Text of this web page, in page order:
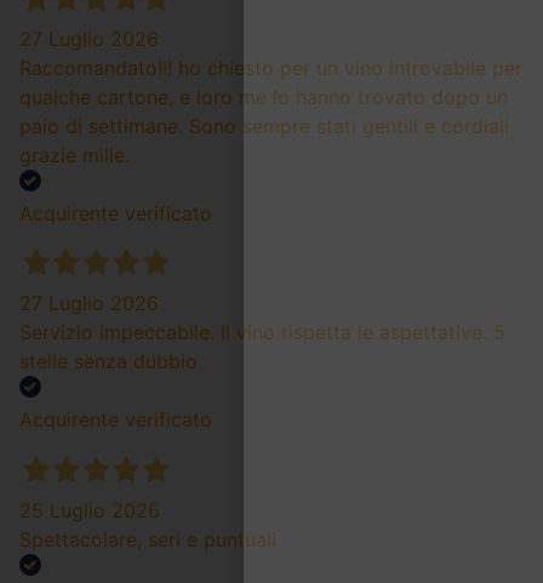
27 Luglio 2026
Raccomandato!!! ho chiesto per un vino introvabile per
qualche cartone, e loro me lo hanno trovato dopo un
paio di settimane. Sono sempre stati gentili e cordiali
grazie mille.
Acquirente verificato
27 Luglio 2026
Servizio impeccabile. Il vino rispetta le aspettative. 5
stelle senza dubbio
Acquirente verificato
25 Luglio 2026
Spettacolare, seri e puntuali